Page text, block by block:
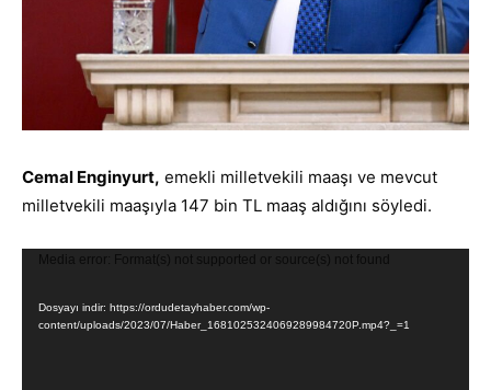
Cemal Enginyurt, emekli milletvekili maaşı ve mevcut
milletvekili maaşıyla 147 bin TL maaş aldığını söyledi.
Media error: Format(s) not supported or source(s) not found
Dosyayı indir: https://ordudetayhaber.com/wp-
content/uploads/2023/07/Haber_1681025324069289984720P.mp4?_=1